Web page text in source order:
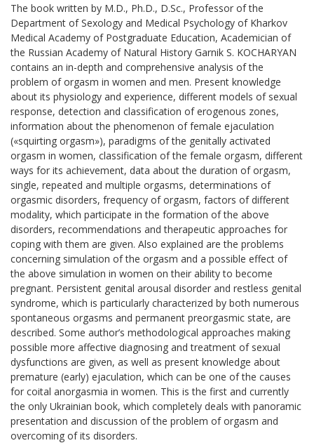
The book written by M.D., Ph.D., D.Sc., Professor of the
Department of Sexology and Medical Psychology of Kharkov
Medical Academy of Postgraduate Education, Academician of
the Russian Academy of Natural History Garnik S. KOCHARYAN
contains an in-depth and comprehensive analysis of the
problem of orgasm in women and men. Present knowledge
about its physiology and experience, different models of sexual
response, detection and classification of erogenous zones,
information about the phenomenon of female ejaculation
(«squirting orgasm»), paradigms of the genitally activated
orgasm in women, classification of the female orgasm, different
ways for its achievement, data about the duration of orgasm,
single, repeated and multiple orgasms, determinations of
orgasmic disorders, frequency of orgasm, factors of different
modality, which participate in the formation of the above
disorders, recommendations and therapeutic approaches for
coping with them are given. Also explained are the problems
concerning simulation of the orgasm and a possible effect of
the above simulation in women on their ability to become
pregnant. Persistent genital arousal disorder and restless genital
syndrome, which is particularly characterized by both numerous
spontaneous orgasms and permanent preorgasmic state, are
described. Some author’s methodological approaches making
possible more affective diagnosing and treatment of sexual
dysfunctions are given, as well as present knowledge about
premature (early) ejaculation, which can be one of the causes
for coital anorgasmia in women. This is the first and currently
the only Ukrainian book, which completely deals with panoramic
presentation and discussion of the problem of orgasm and
overcoming of its disorders.